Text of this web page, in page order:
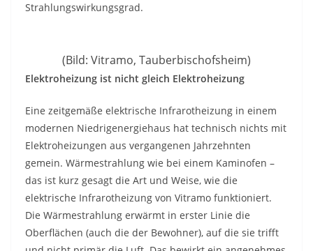
Strahlungswirkungsgrad.
(Bild: Vitramo, Tauberbischofsheim)
Elektroheizung ist nicht gleich Elektroheizung
Eine zeitgemäße elektrische Infrarotheizung in einem
modernen Niedrigenergiehaus hat technisch nichts mit
Elektroheizungen aus vergangenen Jahrzehnten
gemein. Wärmestrahlung wie bei einem Kaminofen –
das ist kurz gesagt die Art und Weise, wie die
elektrische Infrarotheizung von Vitramo funktioniert.
Die Wärmestrahlung erwärmt in erster Linie die
Oberflächen (auch die der Bewohner), auf die sie trifft